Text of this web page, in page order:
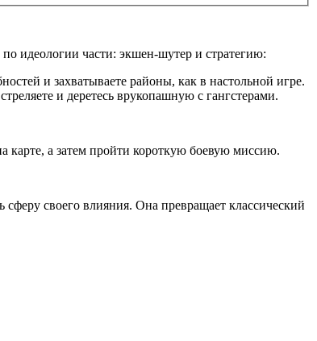
идеологии части: экшен-шутер и стратегию:
и захватываете районы, как в настольной игре.
и деретесь врукопашную с гангстерами.
карте, а затем пройти короткую боевую миссию.
сферу своего влияния. Она превращает классический